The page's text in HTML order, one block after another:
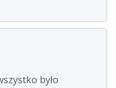
było